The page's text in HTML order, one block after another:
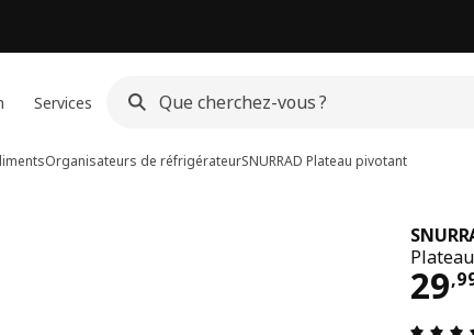
Services
Organisateurs de réfrigérateurSNURRAD Plateau pivotant
29,